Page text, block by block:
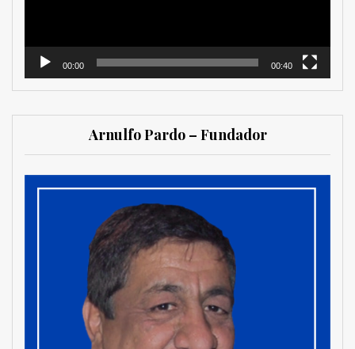
00:00 00:40
Arnulfo Pardo – Fundador